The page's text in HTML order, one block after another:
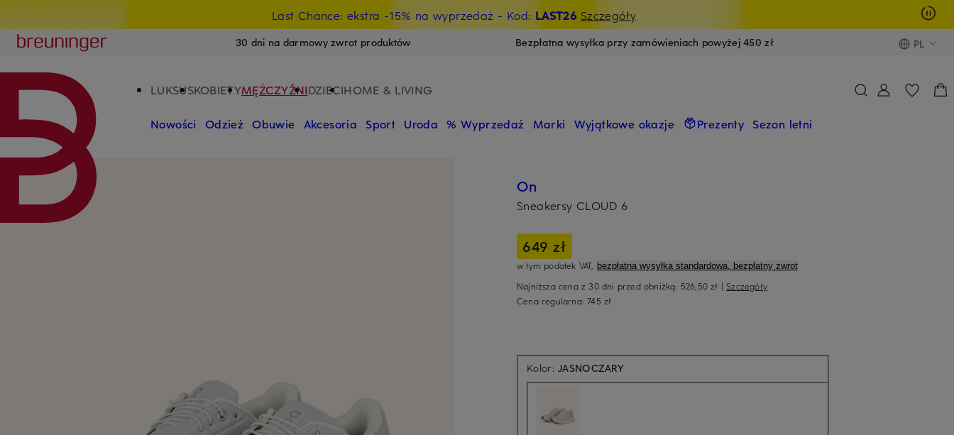
Last Chance: ekstra -15% na wyprzedaż - Kod: LAST26 Szczegóły
Breuninger
30 dni na darmowy zwrot produktów Bezpłatna wysyłka przy zamówieniach powyżej 450 zł PL
LUKSUSKOBIETYMĘŻCZYŹNIDZIECIHOME & LIVING
Nowości Odzież Obuwie Akcesoria Sport Uroda % Wyprzedaż Marki Wyjątkowe okazje Prezenty Sezon letni
On
Sneakersy CLOUD 6
649 zł
w tym podatek VAT, bezpłatna wysyłka standardowa, bezpłatny zwrot
Najniższa cena z 30 dni przed obniżką: 526,50 zł |Szczegóły
Cena regularna:745 zł
Kolor:JASNOCZARY